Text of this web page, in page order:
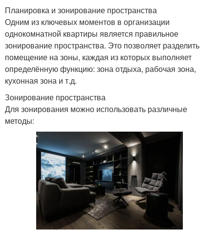
Планировка и зонирование пространства
Одним из ключевых моментов в организации
однокомнатной квартиры является правильное
зонирование пространства. Это позволяет разделить
помещение на зоны, каждая из которых выполняет
определённую функцию: зона отдыха, рабочая зона,
кухонная зона и т.д.
Зонирование пространства
Для зонирования можно использовать различные
методы: